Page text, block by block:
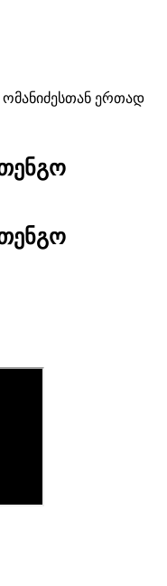
ერთად